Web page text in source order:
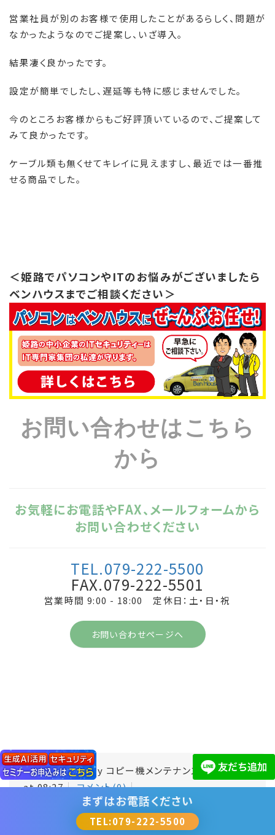
まずはお電話ください
TEL:079-222-5500
営業社員が別のお客様で使用したことがあるらしく、問題が
なかったようなのでご提案し、いざ導入。
結果凄く良かったです。
設定が簡単でしたし、遅延等も特に感じませんでした。
今のところお客様からもご好評頂いているので、ご提案して
みて良かったです。
ケーブル類も無くせてキレイに見えますし、最近では一番推
せる商品でした。
＜姫路でパソコンやITのお悩みがございましたら
ベンハウスまでご相談ください＞
お問い合わせはこちら
から
お気軽にお電話やFAX、メールフォームから
お問い合わせください
TEL.079-222-5500
FAX.079-222-5501
営業時間 9:00 - 18:00 定休日：土・日・祝
お問い合わせページへ
Permalink
by コピー機メンテナンスチーム 18
at 08:27
コメント(0)